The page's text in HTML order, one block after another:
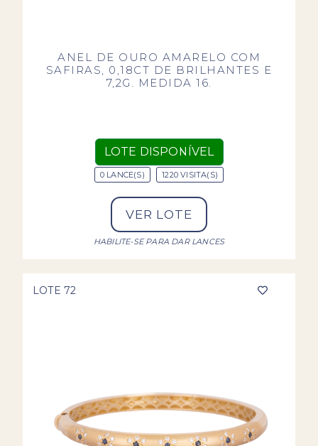
ANEL DE OURO AMARELO COM
SAFIRAS, 0,18CT DE BRILHANTES E
7,2G. MEDIDA 16.
LOTE DISPONÍVEL
0 LANCE(S) 1220 VISITA(S)
VER LOTE
HABILITE-SE PARA DAR LANCES
LOTE 72